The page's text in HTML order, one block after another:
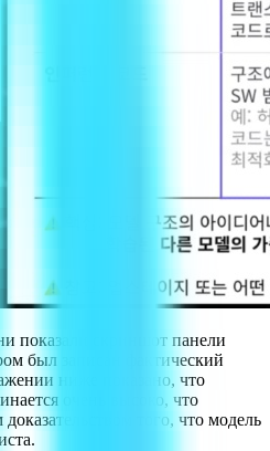
показали скриншот панели
был записан фактический
ниже показано, что
очень высоко, что
того, что модель